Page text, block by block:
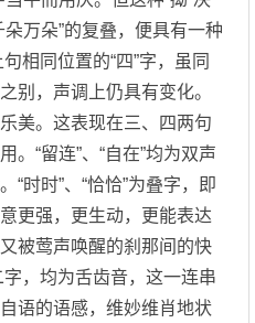
万朵”的复叠，便具有一种
句相同位置的“四”字，虽同
别，声调上仍具有变化。
美。这表现在三、四两句
。“留连”、“自在”均为双声
“时时”、“恰恰”为叠字，即
更强，更生动，更能表达
被莺声唤醒的刹那间的快
字，均为舌齿音，这一连串
语的语感，维妙维肖地状